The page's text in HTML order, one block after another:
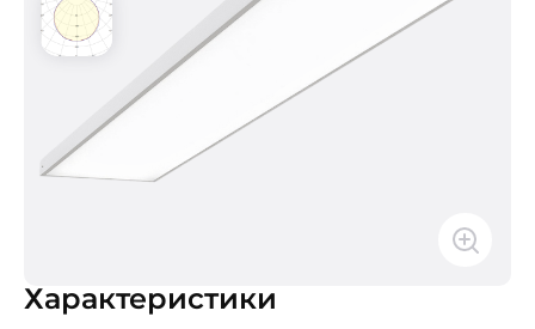
Характеристики